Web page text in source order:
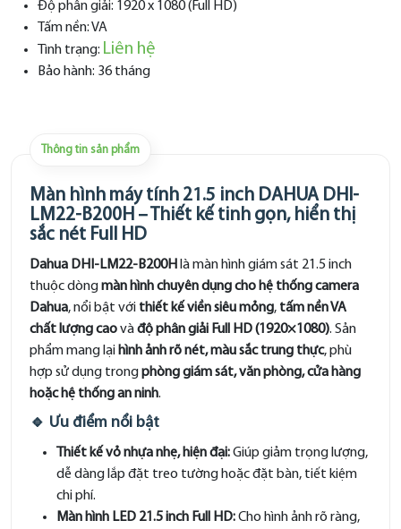
Độ phân giải: 1920 x 1080 (Full HD)
Tấm nền: VA
Tình trạng: Liên hệ
Bảo hành: 36 tháng
Thông tin sản phẩm
Màn hình máy tính 21.5 inch DAHUA DHI-
LM22-B200H – Thiết kế tinh gọn, hiển thị
sắc nét Full HD
Dahua DHI-LM22-B200H là màn hình giám sát 21.5 inch
thuộc dòngmàn hình chuyên dụng cho hệ thống camera
Dahua, nổi bật với thiết kế viền siêu mỏng, tấm nền VA
chất lượng caovàđộ phân giải Full HD (1920×1080). Sản
phẩm mang lại hình ảnh rõ nét, màu sắc trung thực, phù
hợp sử dụng trongphòng giám sát, văn phòng, cửa hàng
hoặc hệ thống an ninh.
🔹 Ưu điểm nổi bật
Thiết kế vỏ nhựa nhẹ, hiện đại:Giúp giảm trọng lượng,
dễ dàng lắp đặt treo tường hoặc đặt bàn, tiết kiệm
chi phí.
Màn hình LED 21.5 inch Full HD:Cho hình ảnh rõ ràng,